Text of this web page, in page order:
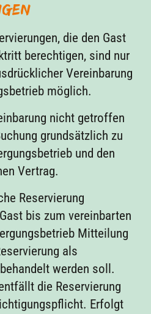
die den Gast
berechtigen, sind nur
Vereinbarung
möglich.
nicht getroffen
grundsätzlich zu
und den
Vertrag.
Reservierung
bis zum vereinbarten
Mitteilung
als
werden soll.
die Reservierung
Erfolgt